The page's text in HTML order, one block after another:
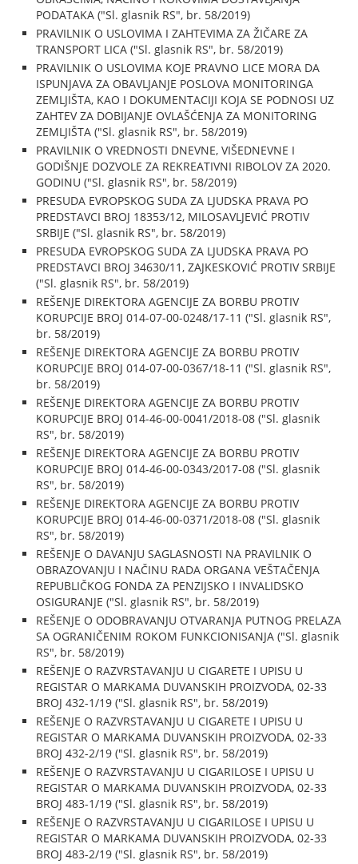
PODATAKA ("Sl. glasnik RS", br. 58/2019)
PRAVILNIK O USLOVIMA I ZAHTEVIMA ZA ŽIČARE ZA
TRANSPORT LICA ("Sl. glasnik RS", br. 58/2019)
PRAVILNIK O USLOVIMA KOJE PRAVNO LICE MORA DA
ISPUNJAVA ZA OBAVLJANJE POSLOVA MONITORINGA
ZEMLJIŠTA, KAO I DOKUMENTACIJI KOJA SE PODNOSI UZ
ZAHTEV ZA DOBIJANJE OVLAŠĆENJA ZA MONITORING
ZEMLJIŠTA ("Sl. glasnik RS", br. 58/2019)
PRAVILNIK O VREDNOSTI DNEVNE, VIŠEDNEVNE I
GODIŠNJE DOZVOLE ZA REKREATIVNI RIBOLOV ZA 2020.
GODINU ("Sl. glasnik RS", br. 58/2019)
PRESUDA EVROPSKOG SUDA ZA LJUDSKA PRAVA PO
PREDSTAVCI BROJ 18353/12, MILOSAVLJEVIĆ PROTIV
SRBIJE ("Sl. glasnik RS", br. 58/2019)
PRESUDA EVROPSKOG SUDA ZA LJUDSKA PRAVA PO
PREDSTAVCI BROJ 34630/11, ZAJKESKOVIĆ PROTIV SRBIJE
("Sl. glasnik RS", br. 58/2019)
REŠENJE DIREKTORA AGENCIJE ZA BORBU PROTIV
KORUPCIJE BROJ 014-07-00-0248/17-11 ("Sl. glasnik RS",
br. 58/2019)
REŠENJE DIREKTORA AGENCIJE ZA BORBU PROTIV
KORUPCIJE BROJ 014-07-00-0367/18-11 ("Sl. glasnik RS",
br. 58/2019)
REŠENJE DIREKTORA AGENCIJE ZA BORBU PROTIV
KORUPCIJE BROJ 014-46-00-0041/2018-08 ("Sl. glasnik
RS", br. 58/2019)
REŠENJE DIREKTORA AGENCIJE ZA BORBU PROTIV
KORUPCIJE BROJ 014-46-00-0343/2017-08 ("Sl. glasnik
RS", br. 58/2019)
REŠENJE DIREKTORA AGENCIJE ZA BORBU PROTIV
KORUPCIJE BROJ 014-46-00-0371/2018-08 ("Sl. glasnik
RS", br. 58/2019)
REŠENJE O DAVANJU SAGLASNOSTI NA PRAVILNIK O
OBRAZOVANJU I NAČINU RADA ORGANA VEŠTAČENJA
REPUBLIČKOG FONDA ZA PENZIJSKO I INVALIDSKO
OSIGURANJE ("Sl. glasnik RS", br. 58/2019)
REŠENJE O ODOBRAVANJU OTVARANJA PUTNOG PRELAZA
SA OGRANIČENIM ROKOM FUNKCIONISANJA ("Sl. glasnik
RS", br. 58/2019)
REŠENJE O RAZVRSTAVANJU U CIGARETE I UPISU U
REGISTAR O MARKAMA DUVANSKIH PROIZVODA, 02-33
BROJ 432-1/19 ("Sl. glasnik RS", br. 58/2019)
REŠENJE O RAZVRSTAVANJU U CIGARETE I UPISU U
REGISTAR O MARKAMA DUVANSKIH PROIZVODA, 02-33
BROJ 432-2/19 ("Sl. glasnik RS", br. 58/2019)
REŠENJE O RAZVRSTAVANJU U CIGARILOSE I UPISU U
REGISTAR O MARKAMA DUVANSKIH PROIZVODA, 02-33
BROJ 483-1/19 ("Sl. glasnik RS", br. 58/2019)
REŠENJE O RAZVRSTAVANJU U CIGARILOSE I UPISU U
REGISTAR O MARKAMA DUVANSKIH PROIZVODA, 02-33
BROJ 483-2/19 ("Sl. glasnik RS", br. 58/2019)